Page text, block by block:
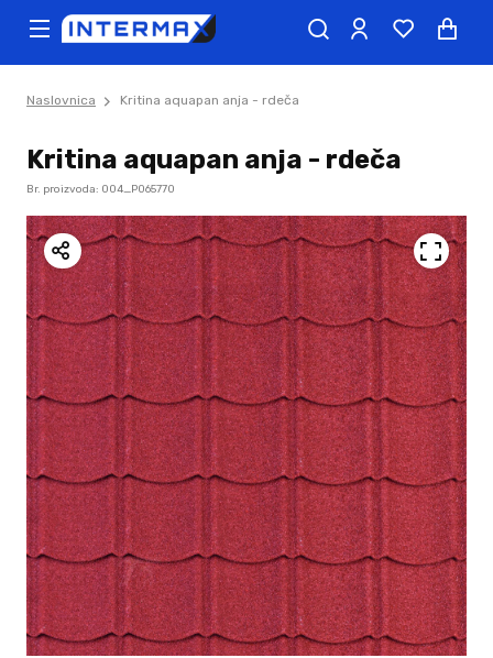
Naslovnica Kritina aquapan anja - rdeča
Kritina aquapan anja - rdeča
Br. proizvoda: 004_P065770